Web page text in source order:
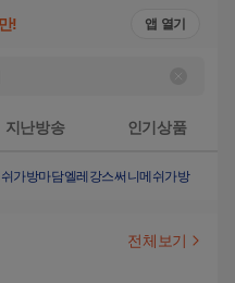
! 앱 열기
지난방송 인기상품
가방마담엘레강스써니메쉬가방
전체보기